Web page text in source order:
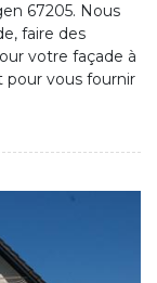
67205. Nous
faire des
votre façade à
pour vous fournir